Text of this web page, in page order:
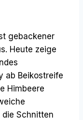
gebackener
Heute zeige
ab Beikostreife
Himbeere
die Schnitten